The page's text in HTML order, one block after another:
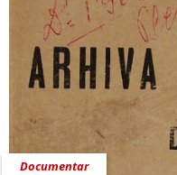
Documentar